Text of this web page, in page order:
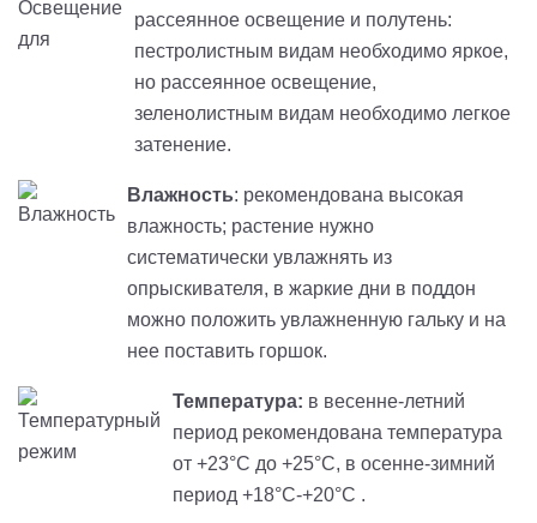
рассеянное освещение и полутень:
пестролистным видам необходимо яркое,
но рассеянное освещение,
зеленолистным видам необходимо легкое
затенение.
Влажность: рекомендована высокая
влажность; растение нужно
систематически увлажнять из
опрыскивателя, в жаркие дни в поддон
можно положить увлажненную гальку и на
нее поставить горшок.
Температура: в весенне-летний
период рекомендована температура
от +23°C до +25°C, в осенне-зимний
период +18°C-+20°C .